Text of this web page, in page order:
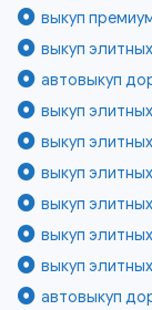
выкуп
выкуп
автовыкуп
выкуп
выкуп
выкуп
выкуп
выкуп
выкуп
автовыкуп